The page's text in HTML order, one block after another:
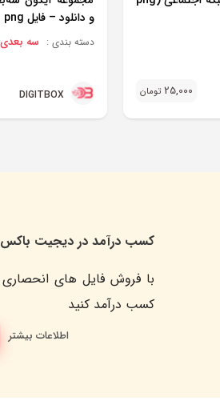
25,000 تومان
و دانلود – فایل png با پس‌زمینه شفاف
دسته بندی : سه بعدی
DIGITBOX
کسب درآمد در دیجیت باکس
با فروش فایل های
کسب درآمد کنید
اطلاعات بیشتر